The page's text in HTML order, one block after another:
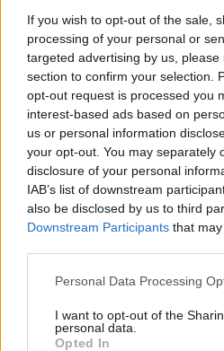
If you wish to opt-out of the sale,
processing of your personal or
targeted advertising by us,
section to confirm your selection.
opt-out request is processed you
interest-based ads based on
us or personal information
your opt-out. You may separately
disclosure of your personal
IAB’s list of downstream
also be disclosed by us to third
Downstream Participants that
Personal Data Processing
I want to opt-out of the
personal data.
Opted In